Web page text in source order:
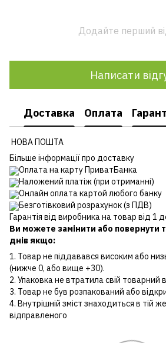
Додайте перший
Написати
Доставка Оплата
НОВА ПОШТА
Більше інформації про доставку
Оплата на карту ПриватБанка
Наложений платіж (при отриманні)
Онлайн оплата картой любого банку
Безготівковий розрахунок (з ПДВ)
Гарантія від виробника на товар від 1
Ви можете замінити або повернути
днів якщо:
1. Товар не піддавався високим або
(нижче 0, або вище +30).
2. Упаковка не втратила свій товарний
3. Товар не був розпакований або
4. Внутрішній зміст знаходиться в тій же
відправленого